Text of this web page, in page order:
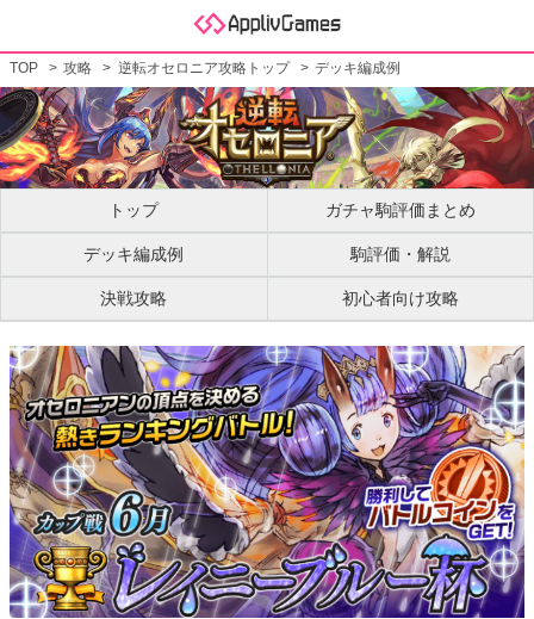
TOP 攻略 逆転オセロニア攻略トップ デッキ編成例
トップ ガチャ駒評価まとめ
デッキ編成例 駒評価・解説
決戦攻略 初心者向け攻略